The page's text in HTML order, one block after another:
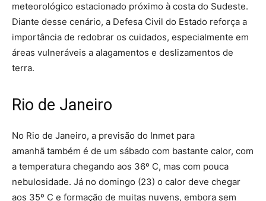
meteorológico estacionado próximo à costa do Sudeste.
Diante desse cenário, a Defesa Civil do Estado reforça a
importância de redobrar os cuidados, especialmente em
áreas vulneráveis a alagamentos e deslizamentos de
terra.
Rio de Janeiro
No Rio de Janeiro, a previsão do Inmet para
amanhã também é de um sábado com bastante calor, com
a temperatura chegando aos 36º C, mas com pouca
nebulosidade. Já no domingo (23) o calor deve chegar
aos 35º C e formação de muitas nuvens, embora sem